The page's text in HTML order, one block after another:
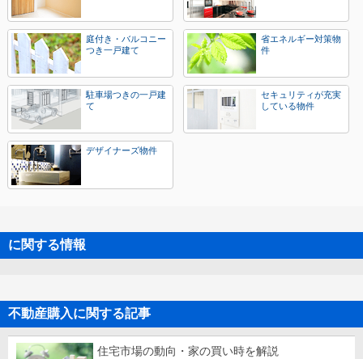
庭付き・バルコニー
つき一戸建て
省エネルギー対策物
件
駐車場つきの一戸建
て
セキュリティが充実
している物件
デザイナーズ物件
に関する情報
不動産購入に関する記事
住宅市場の動向・家の買い時を解説